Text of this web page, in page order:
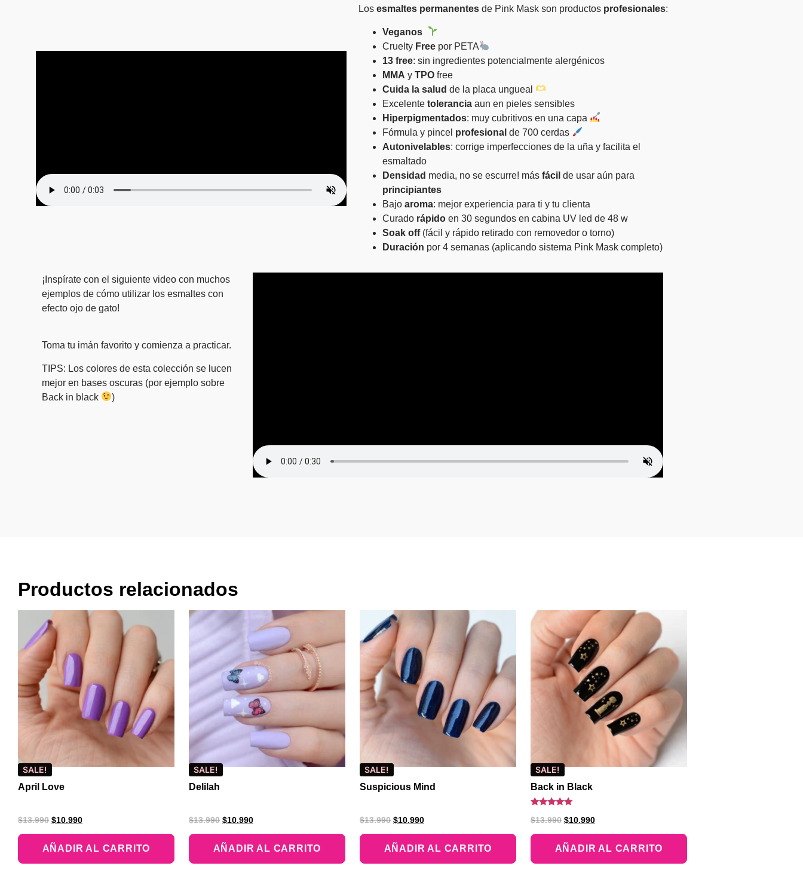
Los esmaltes permanentes de Pink Mask son productos profesionales:
Veganos
Cruelty Free por PETA
13 free: sin ingredientes potencialmente alergénicos
MMA y TPO free
Cuida la salud de la placa ungueal
Excelente tolerancia aun en pieles sensibles
Hiperpigmentados: muy cubritivos en una capa
Fórmula y pincel profesional de 700 cerdas
Autonivelables: corrige imperfecciones de la uña y facilita el
esmaltado
Densidad media, no se escurre! más fácil de usar aún para
principiantes
Bajo aroma: mejor experiencia para ti y tu clienta
Curado rápido en 30 segundos en cabina UV led de 48 w
Soak off(fácil y rápido retirado con removedor o torno)
Duración por 4 semanas (aplicando sistema Pink Mask completo)
¡Inspírate con el siguiente video con muchos
ejemplos de cómo utilizar los esmaltes con
efecto ojo de gato!
Toma tu imán favorito y comienza a practicar.
TIPS: Los colores de esta colección se lucen
mejor en bases oscuras (por ejemplo sobre
Back in black
)
Productos relacionados
SALE!
April Love
$13.990 $10.990
AÑADIR AL CARRITO
SALE!
Delilah
$13.990 $10.990
AÑADIR AL CARRITO
SALE!
Suspicious Mind
$13.990 $10.990
AÑADIR AL CARRITO
SALE!
Back in Black
con
de 5
$13.990 $10.990
AÑADIR AL CARRITO